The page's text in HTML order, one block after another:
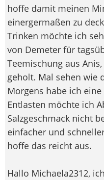
hoffe damit meinen
einergermaßen zu
Trinken möchte ich
von Demeter für
Teemischung aus
geholt. Mal sehen wie
Morgens habe ich
Entlasten möchte ich
Salzgeschmack nicht
einfacher und
hoffe das reicht aus.
Hallo Michaela2312,